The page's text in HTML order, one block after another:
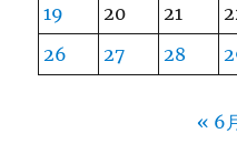
19
20 21
26
27 28
« 6